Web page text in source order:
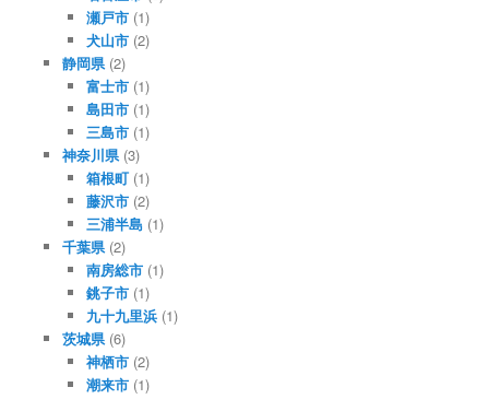
瀬戸市 (1)
犬山市 (2)
静岡県(2)
富士市 (1)
島田市 (1)
三島市 (1)
神奈川県(3)
箱根町 (1)
藤沢市 (2)
三浦半島 (1)
千葉県(2)
南房総市 (1)
銚子市 (1)
九十九里浜 (1)
茨城県(6)
神栖市 (2)
潮来市 (1)